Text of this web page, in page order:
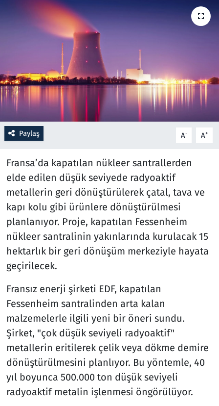
Paylaş A- A+
Fransa’da kapatılan nükleer santrallerden
elde edilen düşük seviyede radyoaktif
metallerin geri dönüştürülerek çatal, tava ve
kapı kolu gibi ürünlere dönüştürülmesi
planlanıyor. Proje, kapatılan Fessenheim
nükleer santralinin yakınlarında kurulacak 15
hektarlık bir geri dönüşüm merkeziyle hayata
geçirilecek.
Fransız enerji şirketi EDF, kapatılan
Fessenheim santralinden arta kalan
malzemelerle ilgili yeni bir öneri sundu.
Şirket, "çok düşük seviyeli radyoaktif"
metallerin eritilerek çelik veya dökme demire
dönüştürülmesini planlıyor. Bu yöntemle, 40
yıl boyunca 500.000 ton düşük seviyeli
radyoaktif metalin işlenmesi öngörülüyor.
Ramazan
Resmi İlanlar
Rüya Tabirleri
Sağlık
Savunma Sanayi
Spor
Teknoloji ve Bilim
Televizyon